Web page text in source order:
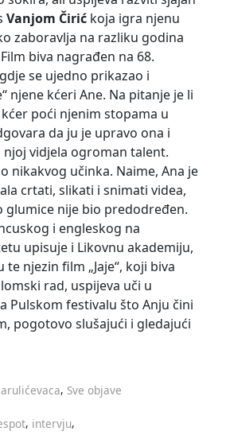
Vanjom Čirić koja igra njenu
zaboravlja na razliku godina
biva nagrađen na 68.
se ujedno prikazao i
njene kćeri Ane. Na pitanje je li
poći njenim stopama u
da ju je upravo ona i
njoj vidjela ogroman talent.
nikakvog učinka. Naime, Ana je
crtati, slikati i snimati videa,
glumice nije bio predodređen.
i engleskog na
upisuje i Likovnu akademiju,
njezin film „Jaje“, koji biva
rad, uspijeva uči u
Pulskom festivalu što Anju čini
pogotovo slušajući i gledajući
, Sve objave
, intervju,